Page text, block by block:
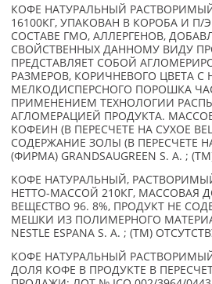
КОФЕ НАТУРАЛЬНЫЙ РАСТВОРИМЫЙ
16100КГ, УПАКОВАН В КОРОБА И
СОСТАВЕ ГМО, АЛЛЕРГЕНОВ,
СВОЙСТВЕННЫХ ДАННОМУ ВИДУ
ПРЕДСТАВЛЯЕТ СОБОЙ
РАЗМЕРОВ, КОРИЧНЕВОГО ЦВЕТА
МЕЛКОДИСПЕРСНОГО ПОРОШКА
ПРИМЕНЕНИЕМ ТЕХНОЛОГИИ
АГЛОМЕРАЦИЕЙ ПРОДУКТА.
КОФЕИН (В ПЕРЕСЧЕТЕ НА СУХОЕ
СОДЕРЖАНИЕ ЗОЛЫ (В ПЕРЕСЧЕТЕ
(ФИРМА) GRANDSAUGREEN S. A. ;
КОФЕ НАТУРАЛЬНЫЙ,
НЕТТО-МАССОЙ 210КГ, МАССОВАЯ
ВЕЩЕСТВО 96. 8%, ПРОДУКТ НЕ
МЕШКИ ИЗ ПОЛИМЕРНОГО
NESTLE ESPANA S. A. ; (TM)
КОФЕ НАТУРАЛЬНЫЙ
ДОЛЯ КОФЕ В ПРОДУКТЕ В